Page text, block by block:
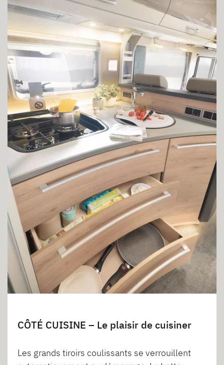
CÔTÉ CUISINE – Le plaisir de cuisiner
Les grands tiroirs coulissants se verrouillent